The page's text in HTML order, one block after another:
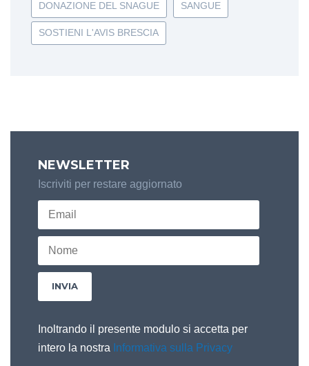
DONAZIONE DEL SNAGUE SANGUE
SOSTIENI L'AVIS BRESCIA
NEWSLETTER
Iscriviti per restare aggiornato
Inoltrando il presente modulo si accetta per
intero la nostra Informativa sulla Privacy